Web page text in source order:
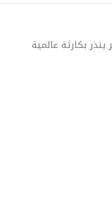
بكارثة عالمية